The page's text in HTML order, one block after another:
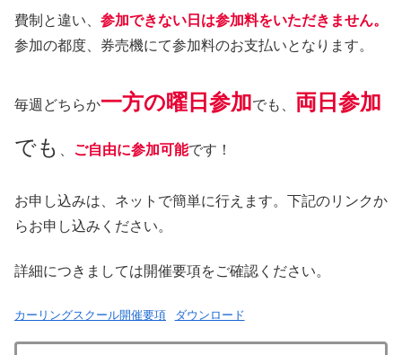
費制と違い、 参加できない日は参加料をいただきません。
参加の都度、券売機にて参加料のお支払いとなります。
毎週どちらか一方の曜日参加でも、 両日参加
でも
ご自由に参加可能です！
お申し込みは、ネットで簡単に行えます。下記のリンクか
らお申し込みください。
詳細につきましては開催要項をご確認ください。
カーリングスクール開催要項 ダウンロード